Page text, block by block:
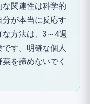
関連性は科学的
が本当に反応す
方法は、3～4週
す。明確な個人
を諦めないでく